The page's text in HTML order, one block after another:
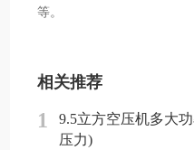
等。
相关推荐
1
9.5立方空压机多大
压力)